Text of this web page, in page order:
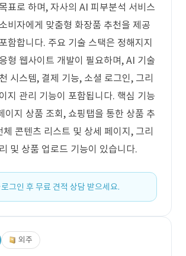
표로 하며, 자사의 AI 피부분석 서비스
비자에게 맞춤형 화장품 추천을 제공
함합니다. 주요 기술 스택은 정해지지
형 웹사이트 개발이 필요하며, AI 기술
시스템, 결제 기능, 소셜 로그인, 그리
지 관리 기능이 포함됩니다. 핵심 기능
이지 상품 조회, 쇼핑탭을 통한 상품 추
체 콘텐츠 리스트 및 상세 페이지, 그리
및 상품 업로드 기능이 있습니다.
로그인 후 무료 견적 상담 받으세요.
외주